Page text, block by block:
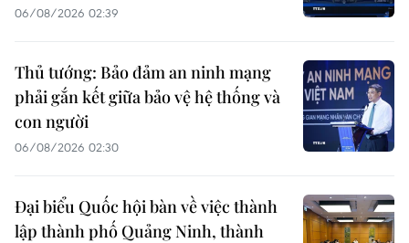
06/08/2026 02:39
Thủ tướng: Bảo đảm an ninh mạng
phải gắn kết giữa bảo vệ hệ thống và
con người
06/08/2026 02:30
Đại biểu Quốc hội bàn về việc thành
lập thành phố Quảng Ninh, thành